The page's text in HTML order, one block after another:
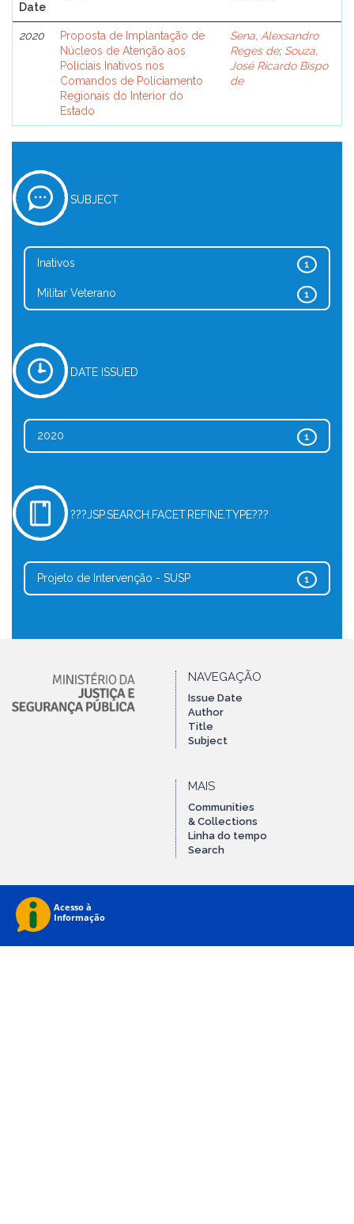
Date
2020
Proposta de Implantação de
Núcleos de Atenção aos
Policiais Inativos nos
Comandos de Policiamento
Regionais do Interior do
Estado
Sena, Alexsandro
Reges de; Souza,
José Ricardo Bispo
de
SUBJECT
1
Inativos
1
Militar Veterano
DATE ISSUED
1
2020
???JSP.SEARCH.FACET.REFINE.TYPE???
1
Projeto de Intervenção - SUSP
NAVEGAÇÃO
Issue Date
Author
Title
Subject
MAIS
Communities
& Collections
Linha do tempo
Search